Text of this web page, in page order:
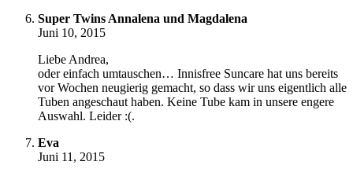
Super Twins Annalena und Magdalena
Juni 10, 2015
Liebe Andrea,
oder einfach umtauschen… Innisfree Suncare hat uns bereits
vor Wochen neugierig gemacht, so dass wir uns eigentlich alle
Tuben angeschaut haben. Keine Tube kam in unsere engere
Auswahl. Leider :(.
Eva
Juni 11, 2015